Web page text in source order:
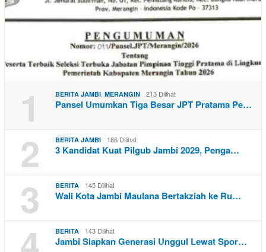
1 BERITA JAMBI, MERANGIN 213 Dilihat
Pansel Umumkan Tiga Besar JPT Pratama Pe…
2 BERITA JAMBI 186 Dilihat
3 Kandidat Kuat Pilgub Jambi 2029, Penga…
3 BERITA 145 Dilihat
Wali Kota Jambi Maulana Bertakziah ke Ru…
BERITA 143 Dilihat
Jambi Siapkan Generasi Unggul Lewat Spor…